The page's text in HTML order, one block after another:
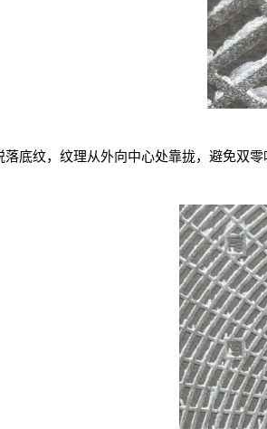
落底纹，纹理从外向中心处靠拢，避免双